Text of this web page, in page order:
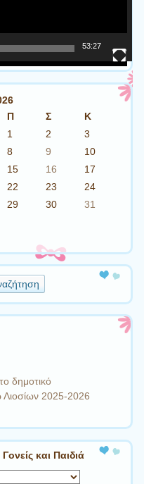
53:27
Π Σ
Κ
1
2
3
8 9
10
15 16
17
22 23
24
29 30 31
δημοτικό
Λιοσίων 2025-2026
και Παιδιά